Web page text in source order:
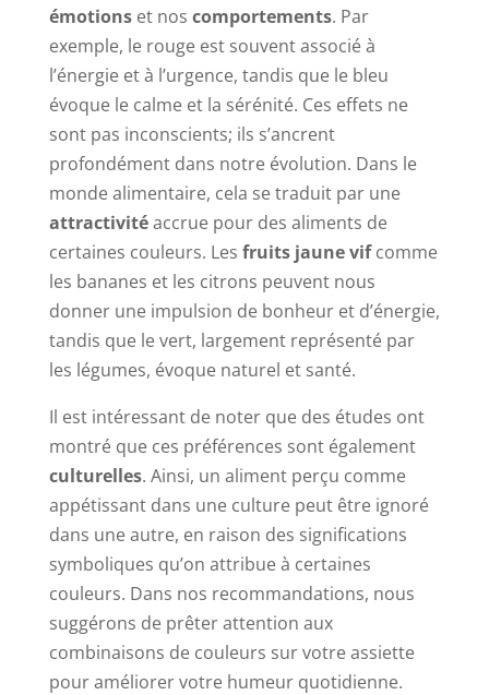
émotionset nos comportements. Par
exemple, le rouge est souvent associé à
l’énergie et à l’urgence, tandis que le bleu
évoque le calme et la sérénité. Ces effets ne
sont pas inconscients; ils s’ancrent
profondément dans notre évolution. Dans le
monde alimentaire, cela se traduit par une
attractivitéaccrue pour des aliments de
certaines couleurs. Les fruits jaune vifcomme
les bananes et les citrons peuvent nous
donner une impulsion de bonheur et d’énergie,
tandis que le vert, largement représenté par
les légumes, évoque naturel et santé.
Il est intéressant de noter que des études ont
montré que ces préférences sont également
culturelles. Ainsi, un aliment perçu comme
appétissant dans une culture peut être ignoré
dans une autre, en raison des significations
symboliques qu’on attribue à certaines
couleurs. Dans nos recommandations, nous
suggérons de prêter attention aux
combinaisons de couleurs sur votre assiette
pour améliorer votre humeur quotidienne.